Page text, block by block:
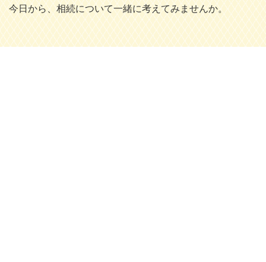
今日から、相続について一緒に考えてみませんか。